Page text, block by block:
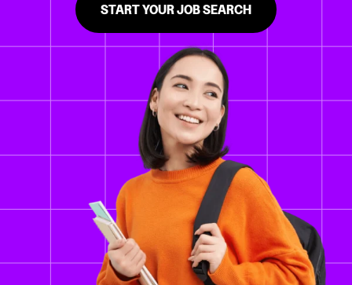
START YOUR JOB SEARCH